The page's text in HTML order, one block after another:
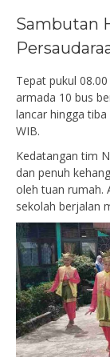
Sambutan
Tepat pukul
armada 10 bus
lancar hingga
WIB.
Kedatangan tim
dan penuh
oleh tuan rumah.
sekolah berjalan